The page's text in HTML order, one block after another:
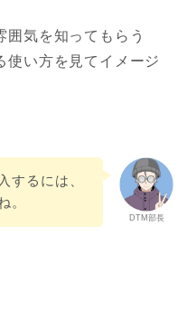
囲気を知ってもらう
使い方を見てイメージ
DTM部長
するには、
。